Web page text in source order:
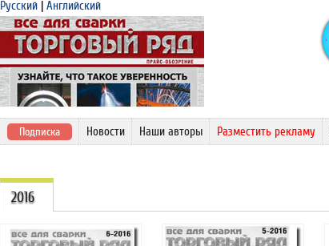
Русский Английский
Подписка Новости Наши авторы Разместить рекламу
2016